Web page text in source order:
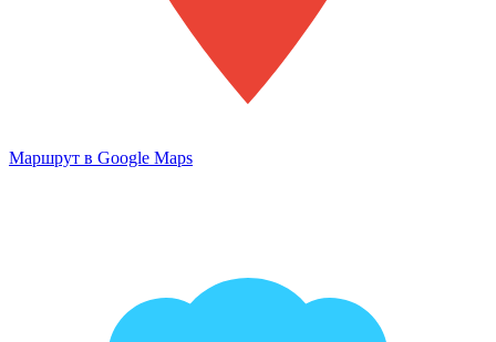
Маршрут в Google Maps